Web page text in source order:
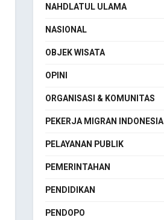
NAHDLATUL ULAMA
NASIONAL
OBJEK WISATA
OPINI
ORGANISASI & KOMUNITAS
PEKERJA MIGRAN INDONESIA
PELAYANAN PUBLIK
PEMERINTAHAN
PENDIDIKAN
PENDOPO